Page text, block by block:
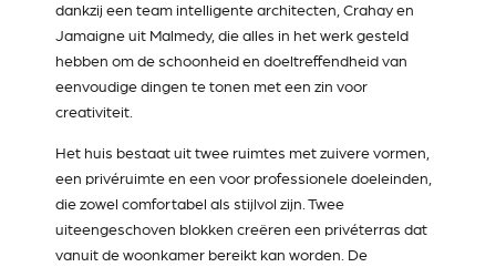
dankzij een team intelligente architecten, Crahay en
Jamaigne uit Malmedy, die alles in het werk gesteld
hebben om de schoonheid en doeltreffendheid van
eenvoudige dingen te tonen met een zin voor
creativiteit.
Het huis bestaat uit twee ruimtes met zuivere vormen,
een privéruimte en een voor professionele doeleinden,
die zowel comfortabel als stijlvol zijn. Twee
uiteengeschoven blokken creëren een privéterras dat
vanuit de woonkamer bereikt kan worden. De